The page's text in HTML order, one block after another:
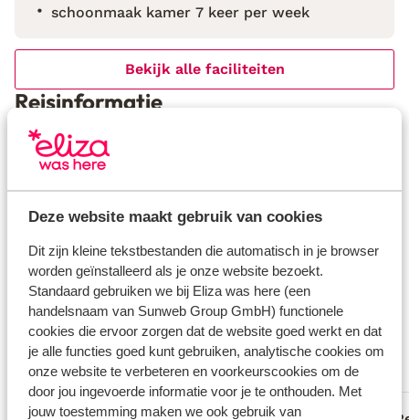
Deze website maakt gebruik van cookies
Dit zijn kleine tekstbestanden die automatisch in je browser
worden geïnstalleerd als je onze website bezoekt.
Standaard gebruiken we bij Eliza was here (een
handelsnaam van Sunweb Group GmbH) functionele
cookies die ervoor zorgen dat de website goed werkt en dat
je alle functies goed kunt gebruiken, analytische cookies om
onze website te verbeteren en voorkeurscookies om de
door jou ingevoerde informatie voor je te onthouden. Met
jouw toestemming maken we ook gebruik van
schoonmaak kamer 7 keer per week
Bekijk alle faciliteiten
Reisinformatie
Verzorging
Wat gasten vinden
Dit zijn 100% echte beoordelingen van reizigers die
jou voorgingen. Meer over beoordelingen
7.3 Goed
5 ervaringen
Meest geboekt door met familie